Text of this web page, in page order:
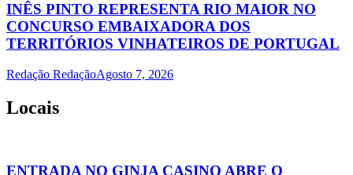
INÊS PINTO REPRESENTA RIO MAIOR NO
CONCURSO EMBAIXADORA DOS
TERRITÓRIOS VINHATEIROS DE PORTUGAL
Redação RedaçãoAgosto 7, 2026
Locais
ENTRADA NO GINJA CASINO ABRE O